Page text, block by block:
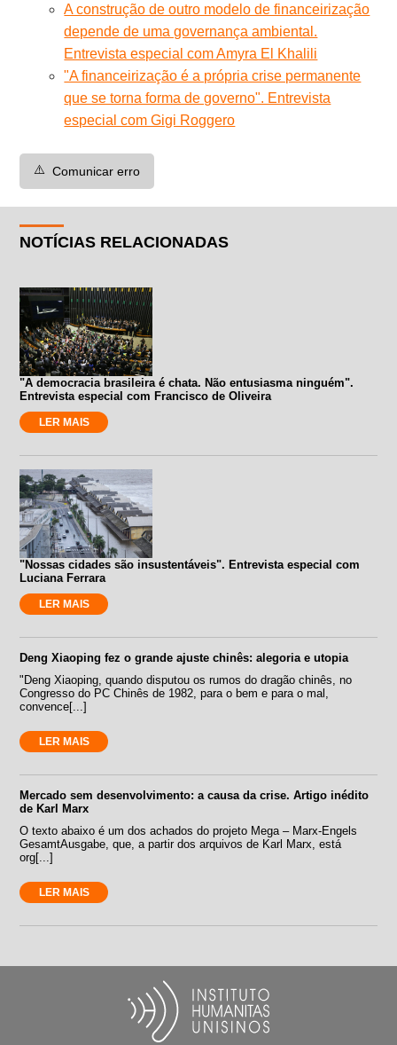
A construção de outro modelo de financeirização
depende de uma governança ambiental.
Entrevista especial com Amyra El Khalili
"A financeirização é a própria crise permanente
que se torna forma de governo". Entrevista
especial com Gigi Roggero
⚠️ Comunicar erro
NOTÍCIAS RELACIONADAS
"A democracia brasileira é chata. Não entusiasma ninguém".
Entrevista especial com Francisco de Oliveira
LER MAIS
"Nossas cidades são insustentáveis". Entrevista especial com
Luciana Ferrara
LER MAIS
Deng Xiaoping fez o grande ajuste chinês: alegoria e utopia
"Deng Xiaoping, quando disputou os rumos do dragão chinês, no
Congresso do PC Chinês de 1982, para o bem e para o mal,
convence[...]
LER MAIS
Mercado sem desenvolvimento: a causa da crise. Artigo inédito
de Karl Marx
O texto abaixo é um dos achados do projeto Mega – Marx-Engels
GesamtAusgabe, que, a partir dos arquivos de Karl Marx, está
org[...]
LER MAIS